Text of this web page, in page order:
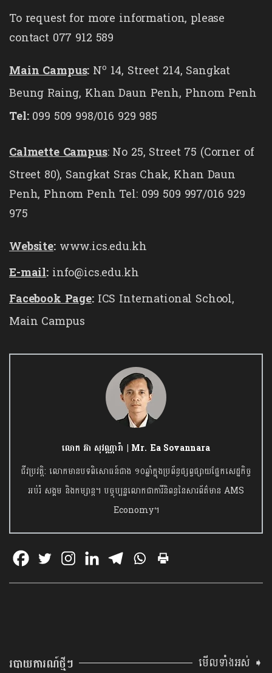
To request for more information, please
contact 077 912 589
Main Campus: No 14, Street 214, Sangkat
Beung Raing, Khan Daun Penh, Phnom Penh
Tel:099 509 998/016 929 985
Calmette Campus: No 25, Street 75 (Corner of
Street 80), Sangkat Sras Chak, Khan Daun
Penh, Phnom Penh Tel: 099 509 997/016 929
975
Website:www.ics.edu.kh
E-mail:info@ics.edu.kh
Facebook Page: ICS International School,
Main Campus
លោក អ៊ា សុវណ្ណារ៉ា | Mr. Ea Sovannara
ជីវប្រវត្តិ: លោកមានបទពិសោធន៍ជាង ១០ឆ្នាំក្នុងប្រព័ន្ធផ្សព្វផ្សាយផ្នែកសេដ្ឋកិច្ច
អប់រំ សង្គម និងកម្សាន្ត។ បច្ចុប្បន្នលោកជាការីនិពន្ធនៃសារព័ត៌មាន AMS
Economy។
របាយការណ៍ថ្មីៗ មើលទាំងអស់ ➧